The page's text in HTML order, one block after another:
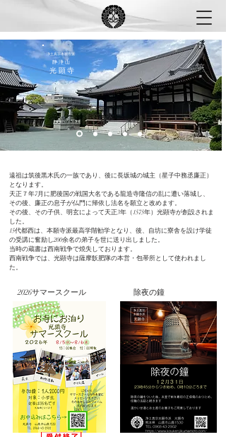
浄土真宗本願寺派
光​顕寺
​静浄山
遠祖は筑後黒木氏の一族であり、後に長坂城の城主（星子中務丞廉正）
となります。
天正７年7月に肥後国の戦国大名である龍造寺隆信の乱に遭い落城し、
その後、
廉正の息子が仏門に帰依し法名を願立と改めます。
その後、その子供、明玄によって天正3年（1575年）光顕寺が創設されま
した。
15代都西は、本願寺派最高学階勧学となり、後、自坊に寮舎を設け学徒
の受講に奮励し200余名の弟子を世に送り出しました。
当時の蔵書は西南戦争で焼失しております。
西南戦争では、光顕寺は薩摩飫肥隊の本営・包帯所として使われまし
た。
​除夜の鐘
2026サマースクール